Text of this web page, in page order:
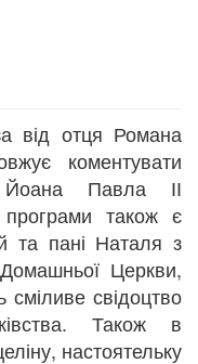
від отця Романа
коментувати
Йоана Павла ІІ
програми також є
та пані Наталя з
Церкви,
свідоцтво
Також в
настоятельку